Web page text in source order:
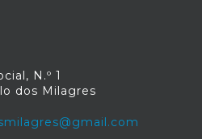
N.º 1
dos Milagres